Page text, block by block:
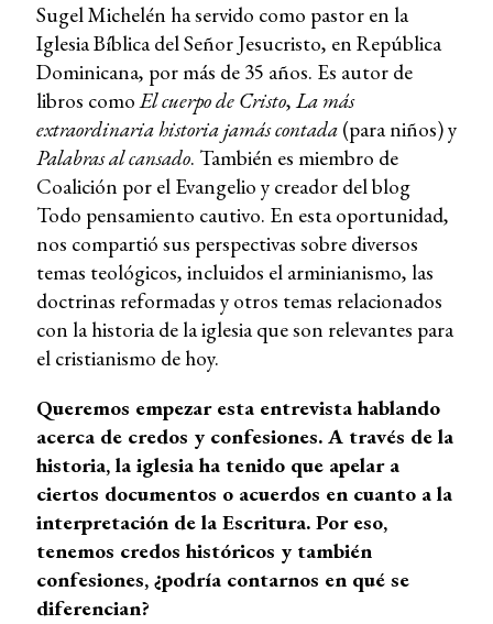
Sugel Michelén ha servido como pastor en la
Iglesia Bíblica del Señor Jesucristo, en República
Dominicana, por más de 35 años. Es autor de
libros comoEl cuerpo de Cristo,La más
extraordinaria historia jamás contada (para niños) y
Palabras al cansado. También es miembro de
Coalición por el Evangelio y creador del blog
Todo pensamiento cautivo. En esta oportunidad,
nos compartió sus perspectivas sobre diversos
temas teológicos, incluidos el arminianismo, las
doctrinas reformadas y otros temas relacionados
con la historia de la iglesia que son relevantes para
el cristianismo de hoy.
Queremos empezar esta entrevista hablando
acerca de credos y confesiones. A través de la
historia, la iglesia ha tenido que apelar a
ciertos documentos o acuerdos en cuanto a la
interpretación de la Escritura. Por eso,
tenemos credos históricos y también
confesiones, ¿podría contarnos en qué se
diferencian?